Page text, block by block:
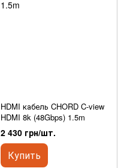
HDMI кабель CHORD C-view
HDMI 8k (48Gbps) 1.5m
2 430 грн/шт.
Купить